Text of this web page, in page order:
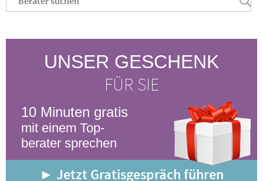
UNSER GESCHENK
FÜR SIE
10 Minuten gratis
mit einem Top-
berater sprechen
► Jetzt Gratisgespräch führen